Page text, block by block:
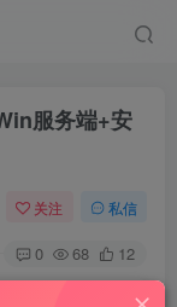
服务端+安
关注 私信
0 68 12